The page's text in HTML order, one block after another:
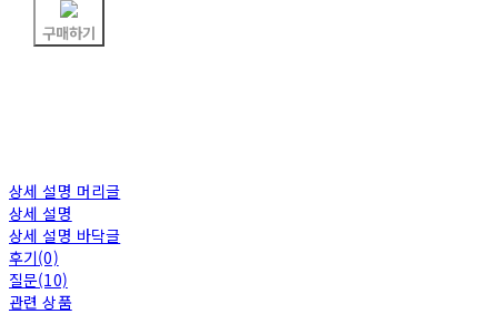
구매하기
상세 설명 머리글
상세 설명
상세 설명 바닥글
후기(0)
질문(10)
관련 상품